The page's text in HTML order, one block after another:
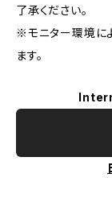
了承ください。
※モニター環境に
ます。